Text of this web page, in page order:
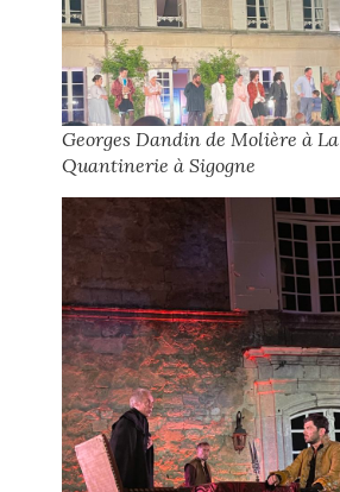
Georges Dandin de Molière à La
Quantinerie à Sigogne